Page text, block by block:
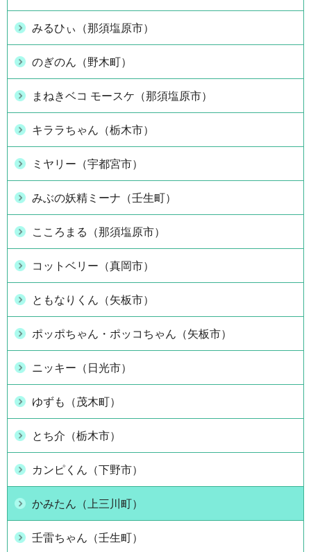
みるひぃ（那須塩原市）
のぎのん（野木町）
まねきベコ モースケ（那須塩原市）
キララちゃん（栃木市）
ミヤリー（宇都宮市）
みぶの妖精ミーナ（壬生町）
こころまる（那須塩原市）
コットベリー（真岡市）
ともなりくん（矢板市）
ポッポちゃん・ポッコちゃん（矢板市）
ニッキー（日光市）
ゆずも（茂木町）
とち介（栃木市）
カンピくん（下野市）
かみたん（上三川町）
壬雷ちゃん（壬生町）